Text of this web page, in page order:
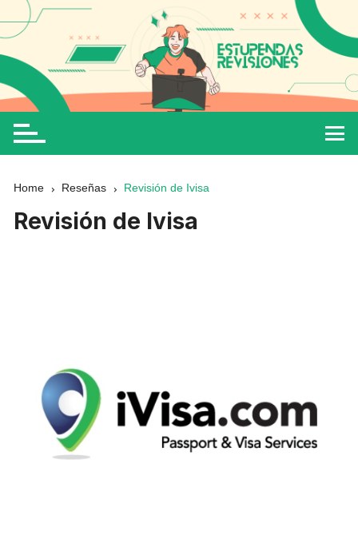
Home Reseñas Revisión de Ivisa
Revisión de Ivisa